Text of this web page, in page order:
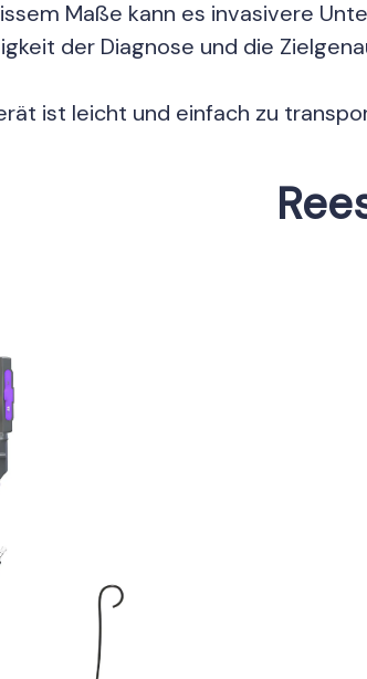
Maße kann es invasivere
der Diagnose und die
ist leicht und einfach zu